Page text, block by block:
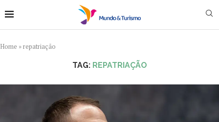
Home »repatriação
TAG: REPATRIAÇÃO